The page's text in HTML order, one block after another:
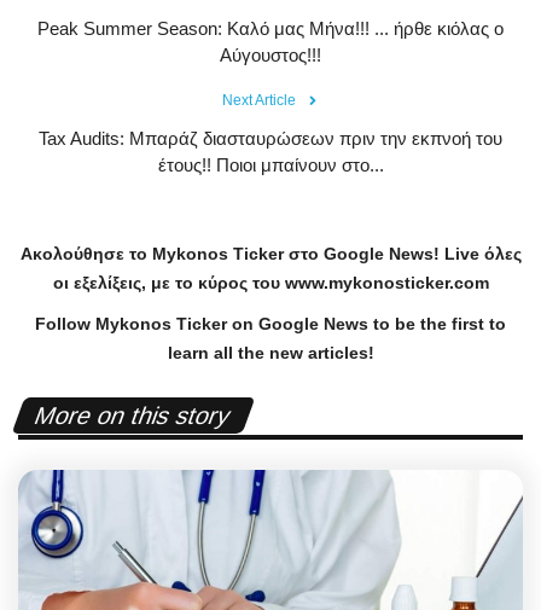
Peak Summer Season: Kαλό μας Μήνα!!! ... ήρθε κιόλας ο
Αύγουστος!!!
Next Article
Tax Audits: Μπαράζ διασταυρώσεων πριν την εκπνοή του
έτους!! Ποιοι μπαίνουν στο...
Ακολούθησε το Mykonos Tickerστο Google News! Liveόλες
οι εξελίξεις, με το κύρος του www.mykonosticker.com
Follow Mykonos Ticker on Google News to be the first to
learn all the new articles!
More on this story